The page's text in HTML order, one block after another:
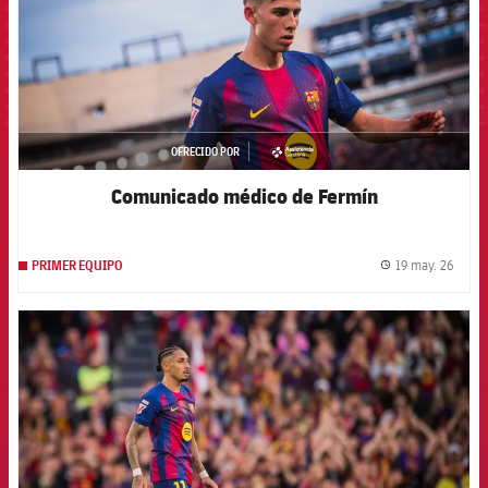
OFRECIDO POR
asistencia
Comunicado médico de Fermín
PRIMER EQUIPO 19 may. 26
FCB Barcelona badge